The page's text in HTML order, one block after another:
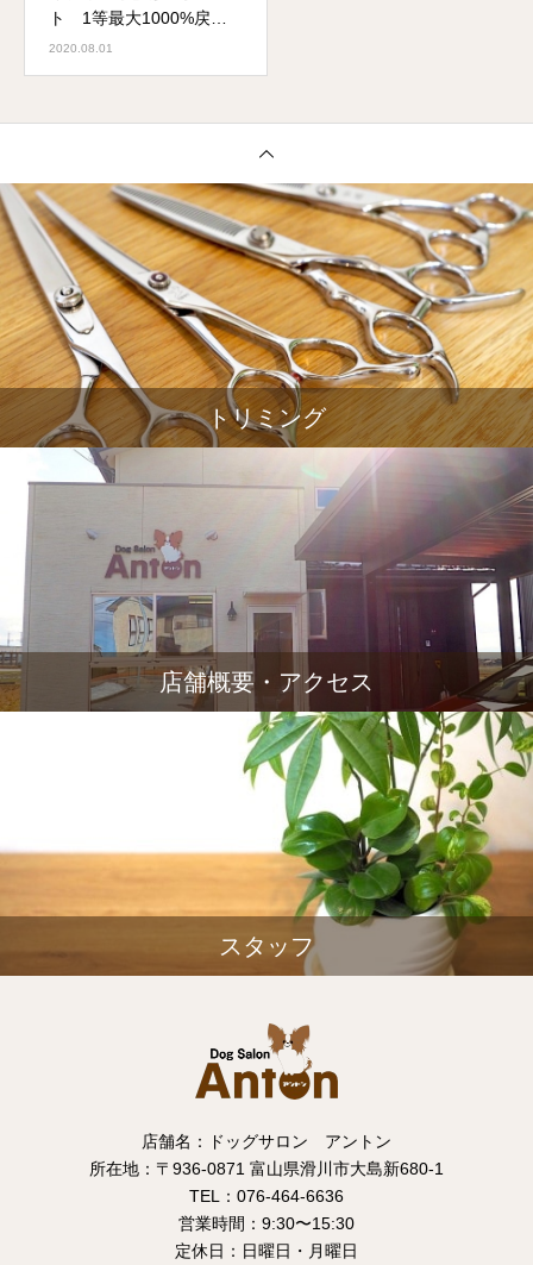
ト 1等最大1000%戻っ
てくるすごいキャンペー
2020.08.01
トリミング
店舗概要・アクセス
スタッフ
店舗名：ドッグサロン アントン
所在地：〒936-0871 富山県滑川市大島新680-1
TEL：076-464-6636
営業時間：9:30〜15:30
定休日：日曜日・月曜日